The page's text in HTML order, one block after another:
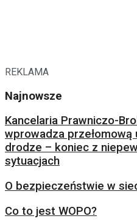
REKLAMA
Najnowsze
Kancelaria Prawniczo-
wprowadza przełomową
drodze – koniec z
sytuacjach
O bezpieczeństwie w
Co to jest WOPO?